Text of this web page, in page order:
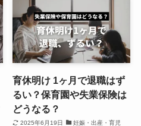
育休明け 1ヶ月で退職はず
るい？保育園や失業保険は
どうなる？
2025年6月19日 妊娠・出産・育児